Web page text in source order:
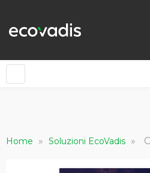
Home » Soluzioni EcoVadis »